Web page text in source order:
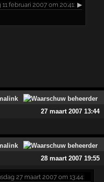
februari 2007 om 20:41: ▶
27 maart 2007 13:44
28 maart 2007 19:55
27 maart 2007 om 13:44: